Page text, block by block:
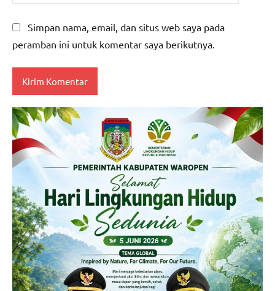
Simpan nama, email, dan situs web saya pada
peramban ini untuk komentar saya berikutnya.